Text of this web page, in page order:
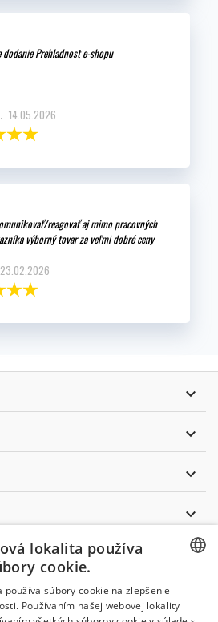
Prehladnost e-shopu
14.05.2026
reagovať aj mimo pracovných
výborný tovar za veľmi dobré ceny
23.02.2026




NOVINIEK
CZECH
CZECH
lokalita používa
cookie.
používa súbory cookie na zlepšenie
Používaním našej webovej lokality